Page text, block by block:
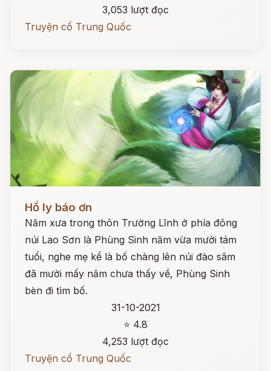
3,053 lượt đọc
Truyện cổ Trung Quốc
Đọc ngay
Hồ ly báo ơn
Năm xưa trong thôn Trường Lĩnh ở phía đông
núi Lao Sơn là Phùng Sinh năm vừa mười tám
tuổi, nghe mẹ kể là bố chàng lên núi đào sâm
đã mười mấy năm chưa thấy về, Phùng Sinh
bèn đi tìm bố.
31-10-2021
⭐ 4.8
4,253 lượt đọc
Truyện cổ Trung Quốc